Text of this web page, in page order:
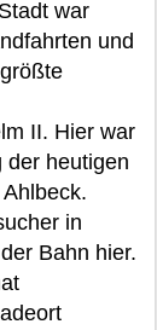
war
und
II. Hier war
der heutigen
in
Bahn hier.